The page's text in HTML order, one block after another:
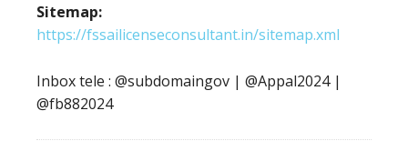
Sitemap:
https://fssailicenseconsultant.in/sitemap.xml
Inbox tele : @subdomaingov | @Appal2024 |
@fb882024